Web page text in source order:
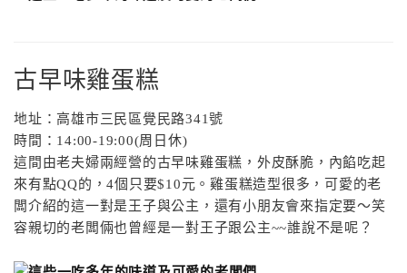
古早味雞蛋糕
地址：高雄市三民區覺民路341號
時間： 14:00-19:00(周日休)
這間由老夫婦兩經營的古早味雞蛋糕，外皮酥脆，內餡吃起
來有點QQ的，4個只要$10元。雞蛋糕造型很多，可愛的老
闆介紹的這一對是王子與公主，還有小朋友會來指定要～笑
容親切的老闆倆也曾經是一對王子跟公主~~誰說不是呢？